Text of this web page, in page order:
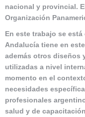
nacional y provincial.
Organización
En este trabajo se
Andalucía tiene en
además otros diseños
utilizadas a nivel
momento en el
necesidades
profesionales
salud y de